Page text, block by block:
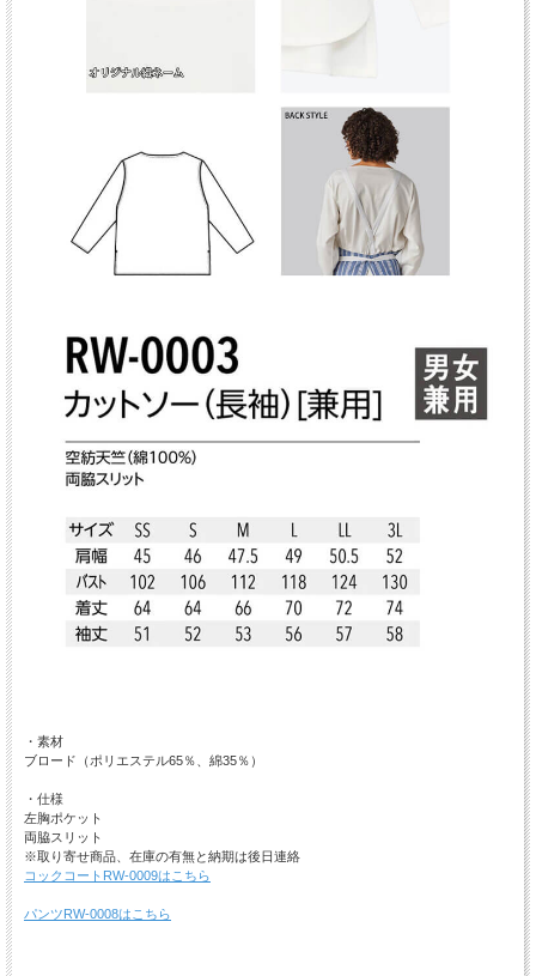
・素材
ブロード（ポリエステル65％、綿35％）
・仕様
左胸ポケット
両脇スリット
※取り寄せ商品、在庫の有無と納期は後日連絡
コックコートRW-0009はこちら
パンツRW-0008はこちら